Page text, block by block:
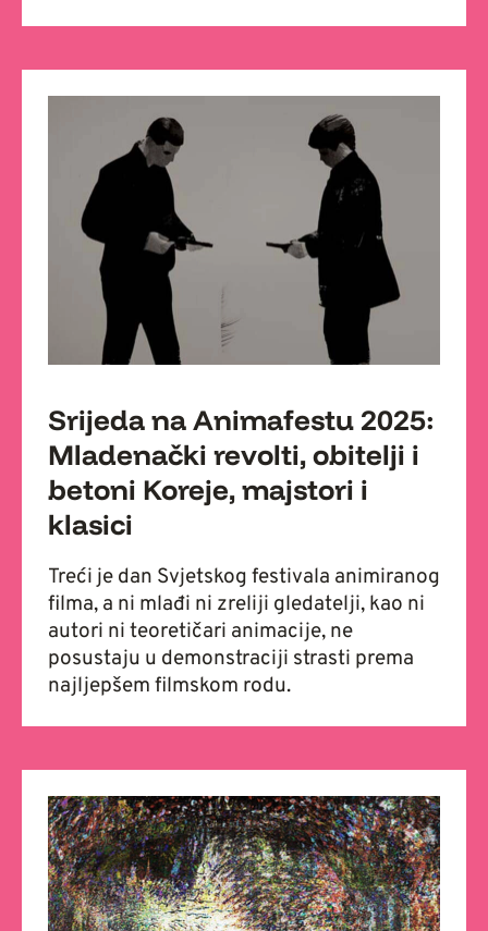
Srijeda na Animafestu 2025:
Mladenački revolti, obitelji i
betoni Koreje, majstori i
klasici
Treći je dan Svjetskog festivala animiranog
filma, a ni mlađi ni zreliji gledatelji, kao ni
autori ni teoretičari animacije, ne
posustaju u demonstraciji strasti prema
najljepšem filmskom rodu.